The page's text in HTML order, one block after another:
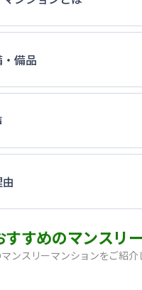
備品
すすめのマンスリ
ンスリーマンションをご紹介